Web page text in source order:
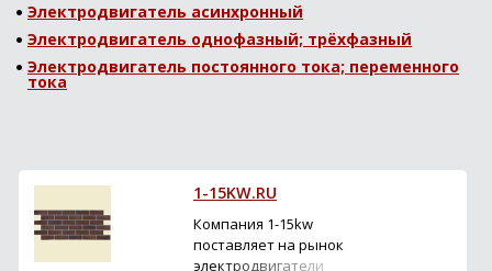
Электродвигатель асинхронный
Электродвигатель однофазный; трёхфазный
Электродвигатель постоянного тока; переменного
тока
1-15KW.RU
Компания 1-15kw
поставляет на рынок
электродвигатели